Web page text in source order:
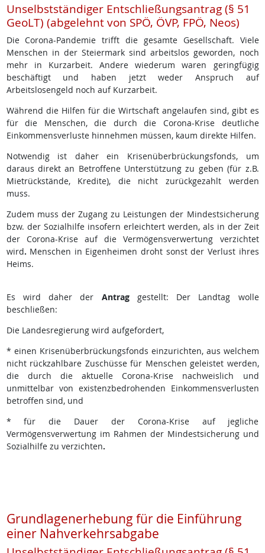
Unselbstständiger Entschließungsantrag (§ 51
GeoLT) (abgelehnt von SPÖ, ÖVP, FPÖ, Neos)
Die Corona-Pandemie trifft die gesamte Gesellschaft. Viele
Menschen in der Steiermark sind arbeitslos geworden, noch
mehr in Kurzarbeit. Andere wiederum waren geringfügig
beschäftigt und haben jetzt weder Anspruch auf
Arbeitslosengeld noch auf Kurzarbeit.
Während die Hilfen für die Wirtschaft angelaufen sind, gibt es
für die Menschen, die durch die Corona-Krise deutliche
Einkommensverluste hinnehmen müssen, kaum direkte Hilfen.
Notwendig ist daher ein Krisenüberbrückungsfonds, um
daraus direkt an Betroffene Unterstützung zu geben (für z.B.
Mietrückstände, Kredite), die nicht zurückgezahlt werden
muss.
Zudem muss der Zugang zu Leistungen der Mindestsicherung
bzw. der Sozialhilfe insofern erleichtert werden, als in der Zeit
der Corona-Krise auf die Vermögensverwertung verzichtet
wird. Menschen in Eigenheimen droht sonst der Verlust ihres
Heims.
Es wird daher der Antrag gestellt: Der Landtag wolle
beschließen:
Die Landesregierung wird aufgefordert,
* einen Krisenüberbrückungsfonds einzurichten, aus welchem
nicht rückzahlbare Zuschüsse für Menschen geleistet werden,
die durch die aktuelle Corona-Krise nachweislich und
unmittelbar von existenzbedrohenden Einkommensverlusten
betroffen sind, und
* für die Dauer der Corona-Krise auf jegliche
Vermögensverwertung im Rahmen der Mindestsicherung und
Sozialhilfe zu verzichten.
Grundlagenerhebung für die Einführung
einer Nahverkehrsabgabe